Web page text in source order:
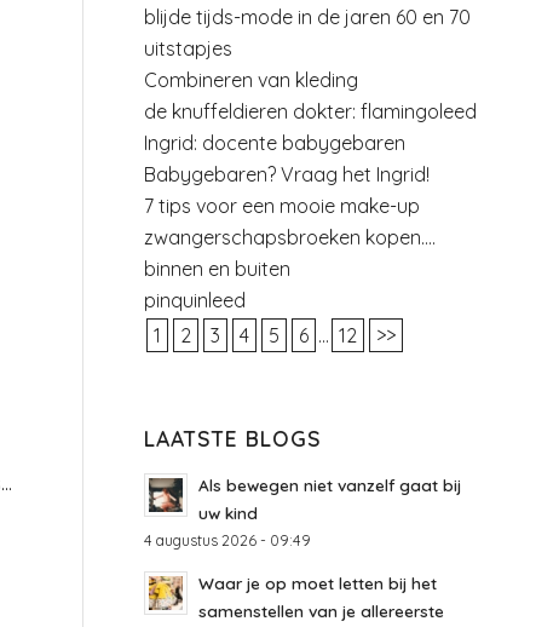
blijde tijds-mode in de jaren 60 en 70
uitstapjes
Combineren van kleding
de knuffeldieren dokter: flamingoleed
Ingrid: docente babygebaren
Babygebaren? Vraag het Ingrid!
7 tips voor een mooie make-up
zwangerschapsbroeken kopen….
binnen en buiten
pinquinleed
1
2 3 4 5 6 ... 12 >>
LAATSTE BLOGS
Als bewegen niet vanzelf gaat bij
uw kind
4 augustus 2026 - 09:49
Waar je op moet letten bij het
samenstellen van je allereerste